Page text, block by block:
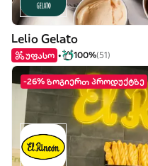
Lelio Gelato
უფასო 100%(51)
-26% ზოგიერთ პროდუქტზე